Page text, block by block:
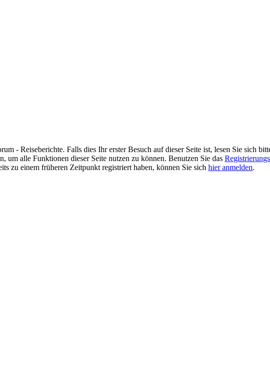
- Reiseberichte. Falls dies Ihr erster Besuch auf dieser Seite ist, lesen Sie sich
um alle Funktionen dieser Seite nutzen zu können. Benutzen Sie das
zu einem früheren Zeitpunkt registriert haben, können Sie sich hier anmelden.